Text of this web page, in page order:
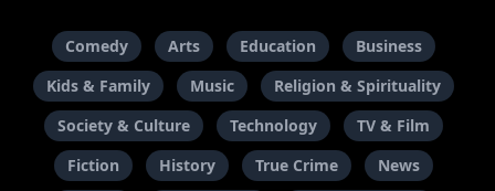
Comedy Arts Education
Business
Kids & Family
Music
Religion & Spirituality
Society & Culture
Technology
TV & Film
Fiction
History True Crime
News